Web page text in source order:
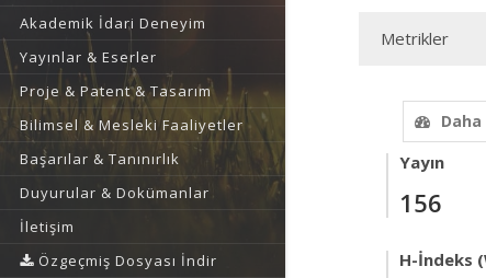
Akademik İdari Deneyim
Yayınlar & Eserler
Proje & Patent & Tasarım
Bilimsel & Mesleki Faaliyetler
Başarılar & Tanınırlık
Duyurular & Dokümanlar
İletişim
Özgeçmiş Dosyası İndir
Metrikler
Yayın
156
H-İndeks